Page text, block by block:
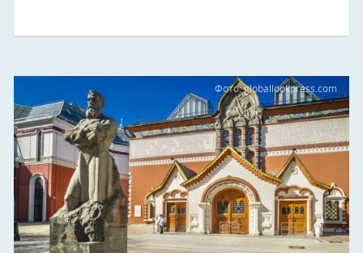
Фото: globallookpress.com